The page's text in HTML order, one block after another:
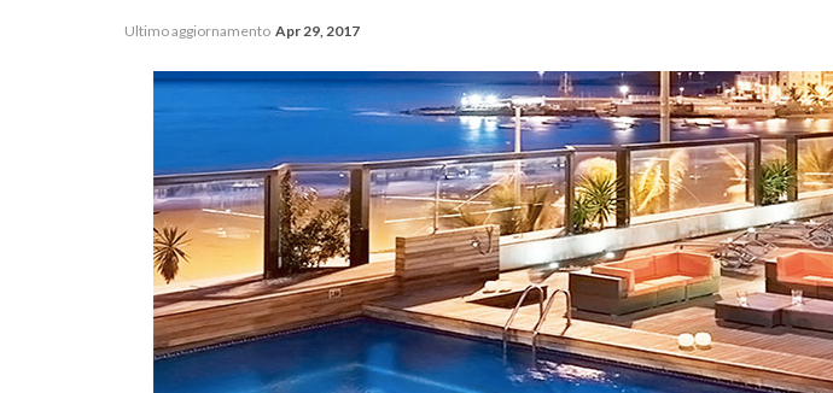
Ultimo aggiornamento Apr 29, 2017